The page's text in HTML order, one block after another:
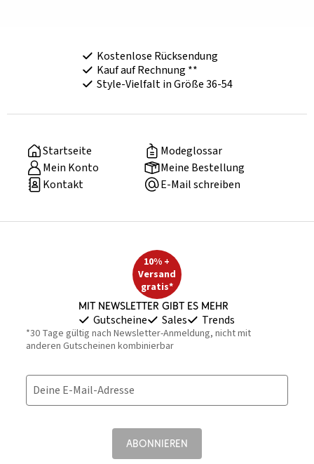
Kostenlose Rücksendung
Kauf auf Rechnung **
Style-Vielfalt in Größe 36-54
Startseite
Modeglossar
Mein Konto
Meine Bestellung
Kontakt
E-Mail schreiben
10% +
Versand
gratis*
Mit Newsletter gibt es mehr
Gutscheine Sales Trends
*30 Tage gültig nach Newsletter-Anmeldung, nicht mit
anderen Gutscheinen kombinierbar
Deine E-Mail-Adresse
ABONNIEREN